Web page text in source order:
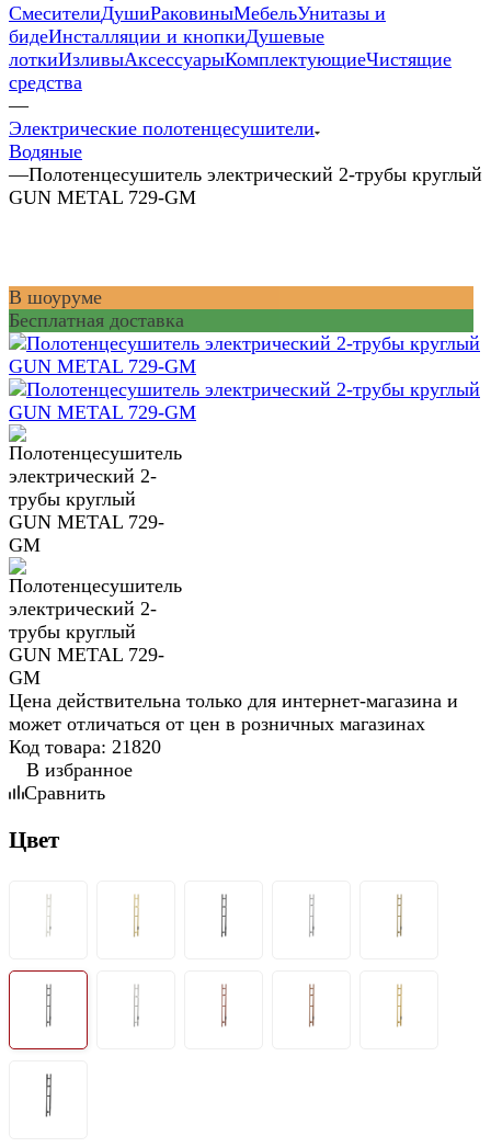
СмесителиДушиРаковиныМебельУнитазы и
бидеИнсталляции и кнопкиДушевые
лоткиИзливыАксессуарыКомплектующиеЧистящие
средства
—
Электрические полотенцесушители
Водяные
—Полотенцесушитель электрический 2-трубы круглый
GUN METAL 729-GM
В шоуруме
Бесплатная доставка
Цена действительна только для интернет-магазина и
может отличаться от цен в розничных магазинах
Код товара: 21820
В избранное
Сравнить
Цвет